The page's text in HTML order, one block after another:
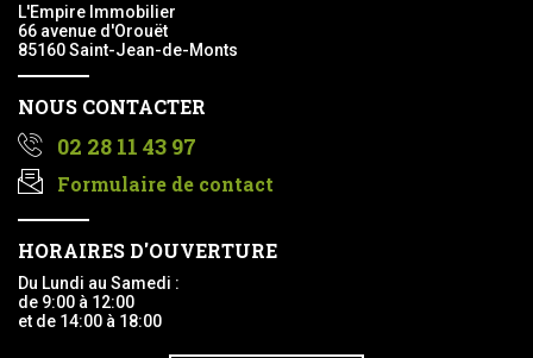
L'Empire Immobilier
66 avenue d'Orouët
85160 Saint-Jean-de-Monts
NOUS CONTACTER
02 28 11 43 97
Formulaire de contact
HORAIRES D'OUVERTURE
Du Lundi au Samedi :
de 9:00 à 12:00
et de 14:00 à 18:00